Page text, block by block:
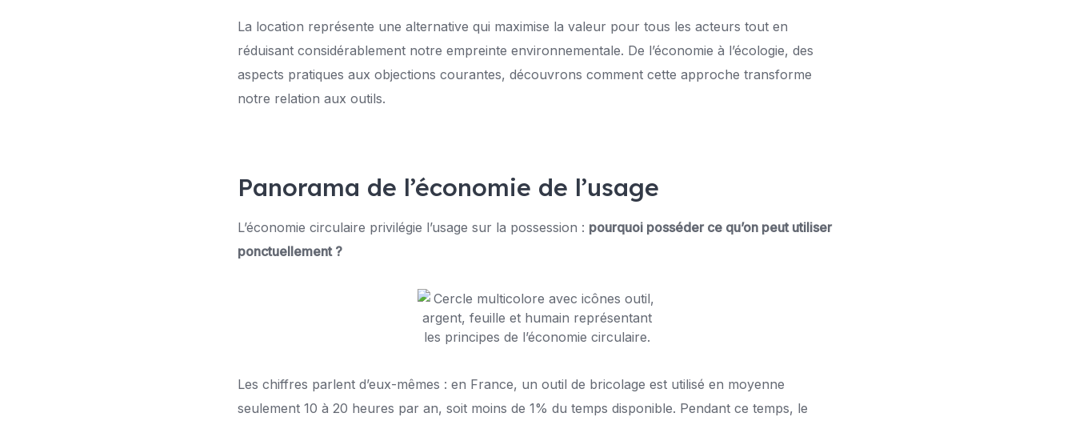
La location représente une alternative qui maximise la valeur pour tous les acteurs tout en
réduisant considérablement notre empreinte environnementale. De l’économie à l’écologie, des
aspects pratiques aux objections courantes, découvrons comment cette approche transforme
notre relation aux outils.
Panorama de l’économie de l’usage
L’économie circulaire privilégie l’usage sur la possession : pourquoi posséder ce qu’on peut utiliser
ponctuellement ?
Les chiffres parlent d’eux-mêmes : en France, un outil de bricolage est utilisé en moyenne
seulement 10 à 20 heures par an, soit moins de 1% du temps disponible. Pendant ce temps, le